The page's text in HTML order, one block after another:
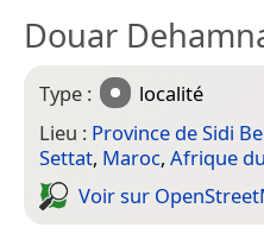
Douar
Type :
localité
Lieu : Province de Sidi
Settat, Maroc, Afrique
Voir sur